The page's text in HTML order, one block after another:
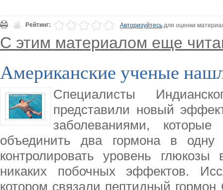
Рейтинг: Авторизуйтесьдля оценки
С этим материалом еще
Американские ученые
Специалисты
представили новый
заболеваниями,
объединить два гормона в одну
контролировать уровень
никаких побочных эффектов.
котором связали пептидный